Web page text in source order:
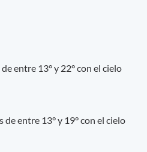
entre 13° y 22° con el cielo
entre 13° y 19° con el cielo